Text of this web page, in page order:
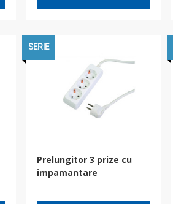
SERIE
Prelungitor 3 prize cu
impamantare